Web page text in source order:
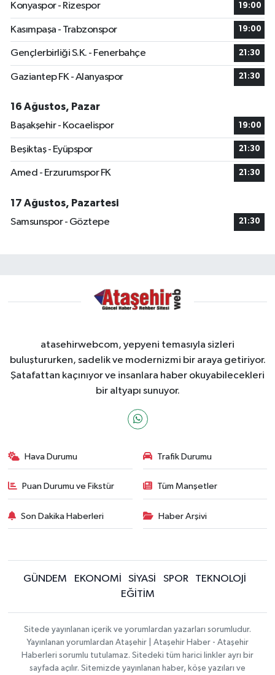
Konyaspor - Rizespor
19:00
Kasımpaşa - Trabzonspor 19:00
Gençlerbirliği S.K. - Fenerbahçe 21:30
Gaziantep FK - Alanyaspor 21:30
16 Ağustos, Pazar
Başakşehir - Kocaelispor
19:00
Beşiktaş - Eyüpspor 21:30
Amed - Erzurumspor FK 21:30
17 Ağustos, Pazartesi
Samsunspor - Göztepe
21:30
atasehirwebcom, yepyeni temasıyla sizleri
buluştururken, sadelik ve modernizmi bir araya getiriyor.
Şatafattan kaçınıyor ve insanlara haber okuyabilecekleri
bir altyapı sunuyor.
Hava Durumu Trafik Durumu
Puan Durumu ve Fikstür Tüm Manşetler
Son Dakika Haberleri Haber Arşivi
GÜNDEM EKONOMİ SİYASİ SPOR
TEKNOLOJİ
EĞİTİM
Sitede yayınlanan içerik ve yorumlardan yazarları sorumludur.
Yayınlanan yorumlardan Ataşehir | Ataşehir Haber - Ataşehir
Haberleri sorumlu tutulamaz. Sitedeki tüm harici linkler ayrı bir
sayfada açılır. Sitemizde yayınlanan haber, köşe yazıları ve